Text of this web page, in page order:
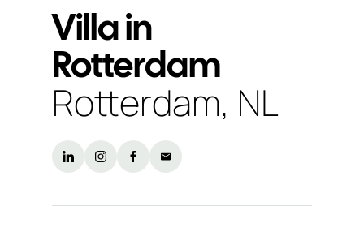
Duurzaamheid
Werken
Nieuws
Villa in
Rotterdam
Rotterdam, NL